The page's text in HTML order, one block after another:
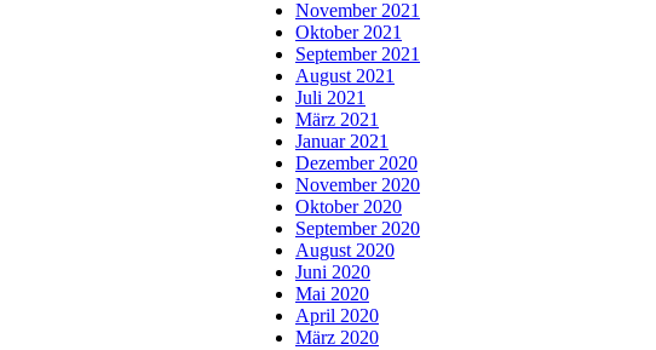
November 2021
Oktober 2021
September 2021
August 2021
Juli 2021
März 2021
Januar 2021
Dezember 2020
November 2020
Oktober 2020
September 2020
August 2020
Juni 2020
Mai 2020
April 2020
März 2020